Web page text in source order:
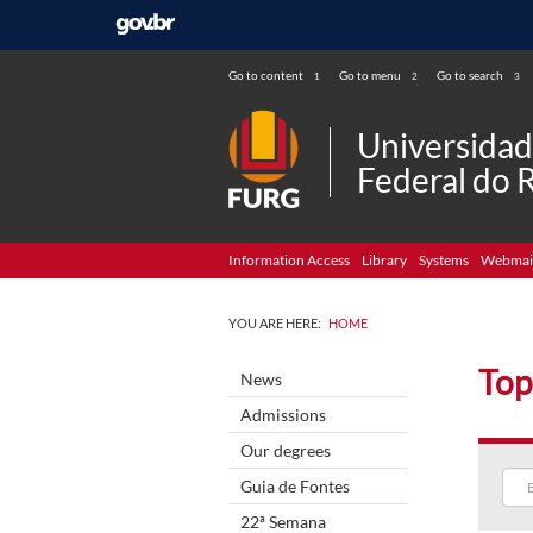
Go to content 1 Go to menu 2 Go to search 3
Federal do
Information Access Library Systems
YOU ARE HERE: HOME
News
Admissions
Our degrees
Guia de Fontes
22ª Semana